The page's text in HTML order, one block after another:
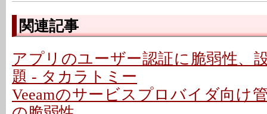
関連記事
アプリのユーザー認証に脆弱性、
題 - タカラトミー
Veeamのサービスプロバイダ向け